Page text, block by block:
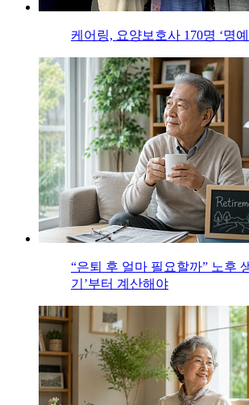
케어링, 요양보호사 170명 ‘명
“은퇴 후 얼마 필요할까” 노후
기’부터 계산해야